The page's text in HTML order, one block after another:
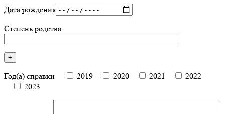
Дата рождения
Степень родства
Год(а) справки 2019 2020 2021
2022
2023